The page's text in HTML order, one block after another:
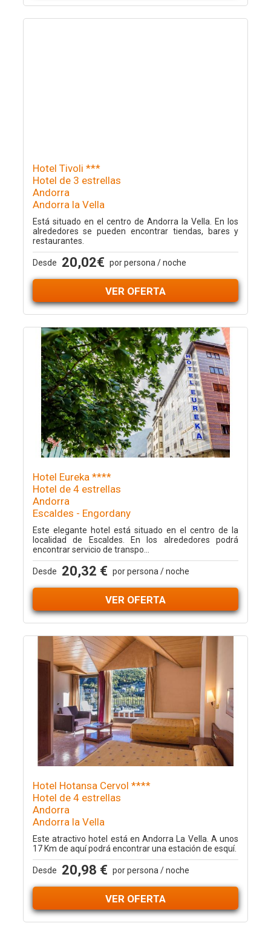
Hotel Tivoli ***
Hotel de 3 estrellas
Andorra
Andorra la Vella
Está situado en el centro de Andorra la Vella. En los
alrededores se pueden encontrar tiendas, bares y
restaurantes.
Desde 20,02€ por persona / noche
VER OFERTA
Hotel Eureka ****
Hotel de 4 estrellas
Andorra
Escaldes - Engordany
Este elegante hotel está situado en el centro de la
localidad de Escaldes. En los alrededores podrá
encontrar servicio de transpo...
Desde 20,32 € por persona / noche
VER OFERTA
Hotel Hotansa Cervol ****
Hotel de 4 estrellas
Andorra
Andorra la Vella
Este atractivo hotel está en Andorra La Vella. A unos
17 Km de aquí podrá encontrar una estación de esquí.
Desde 20,98 € por persona / noche
VER OFERTA